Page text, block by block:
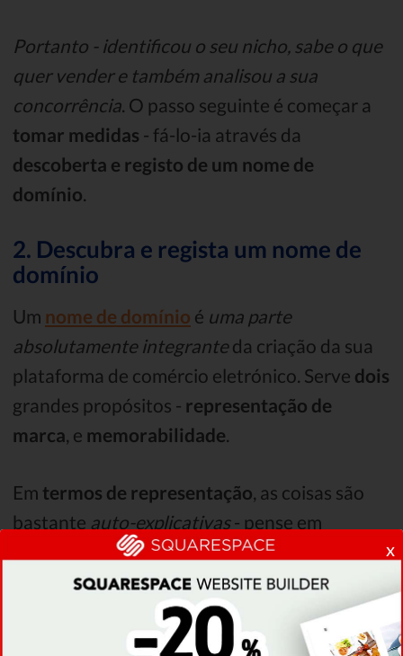
Portanto - identificou o seu nicho, sabe o que
quer vender e também analisou a sua
concorrência . O passo seguinte é começar a
tomar medidas - fá-lo-ia através da
descoberta e registo de um nome de
domínio
2. Descubra e regista um nome de
domínio
Um nome de domínio é uma parte
absolutamente integranteda criação da sua
plataforma de comércio eletrónico. Serve dois
grandes propósitos - representação de
marca , e memorabilidade
Em termos de representação, as coisas são
bastante auto-explicativas- pense em
grandes marcas comoFacebook, Instagram,
Google, Amazon, Target, e assim por diante.
Todas elas também têm os seus nomes como
de sites -por outras palavras, se desejar
x